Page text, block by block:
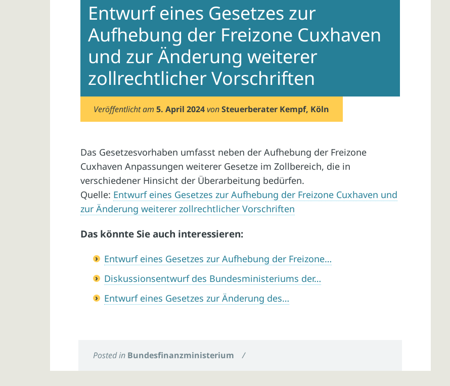
Entwurf eines Gesetzes zur
Aufhebung der Freizone Cuxhaven
und zur Änderung weiterer
zollrechtlicher Vorschriften
Veröffentlicht am5. April 2024 vonSteuerberater Kempf, Köln
Das Gesetzesvorhaben umfasst neben der Aufhebung der Freizone
Cuxhaven Anpassungen weiterer Gesetze im Zollbereich, die in
verschiedener Hinsicht der Überarbeitung bedürfen.
Quelle: Entwurf eines Gesetzes zur Aufhebung der Freizone Cuxhaven und
zur Änderung weiterer zollrechtlicher Vorschriften
Das könnte Sie auch interessieren:
Entwurf eines Gesetzes zur Aufhebung der Freizone…
Diskussionsentwurf des Bundesministeriums der…
Entwurf eines Gesetzes zur Änderung des…
Posted in Bundesfinanzministerium /